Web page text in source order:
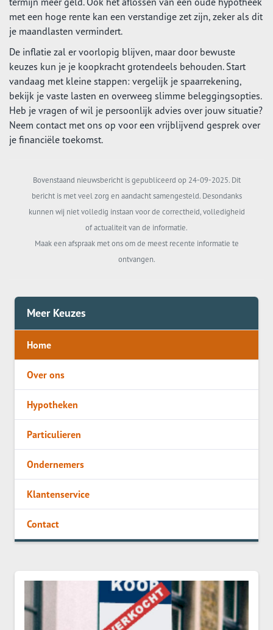
met een hoge rente kan een verstandige zet zijn, zeker als dit
je maandlasten vermindert.
De inflatie zal er voorlopig blijven, maar door bewuste
keuzes kun je je koopkracht grotendeels behouden. Start
vandaag met kleine stappen: vergelijk je spaarrekening,
bekijk je vaste lasten en overweeg slimme beleggingsopties.
Heb je vragen of wil je persoonlijk advies over jouw situatie?
Neem contact met ons op voor een vrijblijvend gesprek over
je financiële toekomst.
Bovenstaand nieuwsbericht is gepubliceerd op 24-09-2025. Dit
bericht is met veel zorg en aandacht samengesteld. Desondanks
kunnen wij niet volledig instaan voor de correctheid, volledigheid
of actualiteit van de informatie.
Maak een afspraak met ons om de meest recente informatie te
ontvangen.
Meer Keuzes
Home
Over ons
Hypotheken
Particulieren
Ondernemers
Klantenservice
Contact